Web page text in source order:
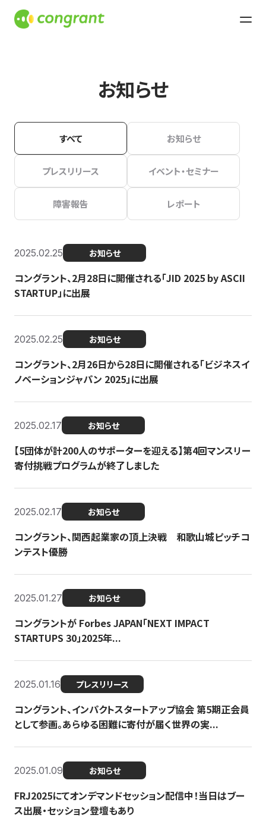
お知らせ
すべて お知らせ
プレスリリース イベント・セミナー
障害報告 レポート
2025.02.25 お知らせ
コングラント、2月28日に開催される「JID 2025 by ASCII
STARTUP」に出展
2025.02.25 お知らせ
コングラント、2月26日から28日に開催される「ビジネスイ
ノベーションジャパン 2025」に出展
2025.02.17 お知らせ
【5団体が計200人のサポーターを迎える】​​第4回マンスリー
寄付挑戦プログラムが終了しました
2025.02.17 お知らせ
コングラント、関西起業家の頂上決戦 和歌山城ピッチコ
ンテスト優勝
2025.01.27 お知らせ
コングラントが Forbes JAPAN「NEXT IMPACT
STARTUPS 30」2025年...
2025.01.16 プレスリリース
コングラント、インパクトスタートアップ協会 第5期正会員
として参画。あらゆる困難に寄付が届く世界の実...
2025.01.09 お知らせ
FRJ2025にてオンデマンドセッション配信中！当日はブー
ス出展・セッション登壇もあり